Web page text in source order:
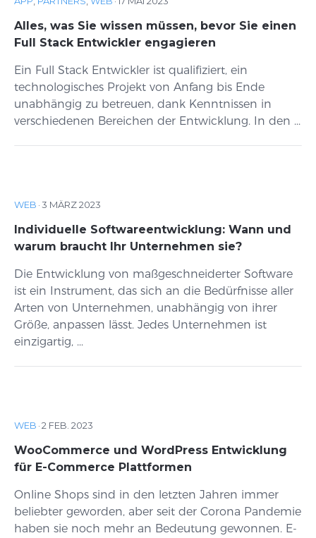
Alles, was Sie wissen müssen, bevor Sie einen
Full Stack Entwickler engagieren
Ein Full Stack Entwickler ist qualifiziert, ein
technologisches Projekt von Anfang bis Ende
unabhängig zu betreuen, dank Kenntnissen in
verschiedenen Bereichen der Entwicklung. In den ...
WEB ·3 MÄRZ 2023
Individuelle Softwareentwicklung: Wann und
warum braucht Ihr Unternehmen sie?
Die Entwicklung von maßgeschneiderter Software
ist ein Instrument, das sich an die Bedürfnisse aller
Arten von Unternehmen, unabhängig von ihrer
Größe, anpassen lässt. Jedes Unternehmen ist
einzigartig, ...
WEB ·2 FEB. 2023
WooCommerce und WordPress Entwicklung
für E-Commerce Plattformen
Online Shops sind in den letzten Jahren immer
beliebter geworden, aber seit der Corona Pandemie
haben sie noch mehr an Bedeutung gewonnen. E-